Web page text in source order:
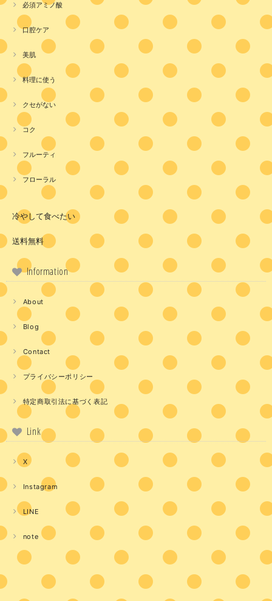
必須アミノ酸
口腔ケア
美肌
料理に使う
クセがない
コク
フルーティ
フローラル
冷やして食べたい
送料無料
Information
About
Blog
Contact
プライバシーポリシー
特定商取引法に基づく表記
Link
X
Instagram
LINE
note